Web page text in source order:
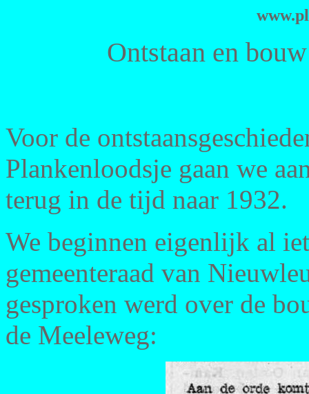
Ontstaan en
Voor de
Plankenloodsje gaan we
terug in de tijd naar 1932.
We beginnen eigenlijk al
gemeenteraad van
gesproken werd over de
de Meeleweg: